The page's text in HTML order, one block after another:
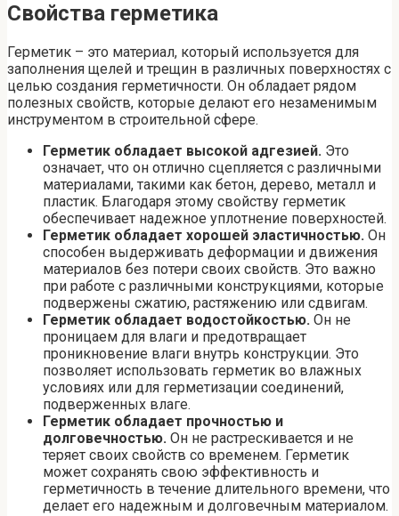
Свойства герметика
Герметик – это материал, который используется для
заполнения щелей и трещин в различных поверхностях с
целью создания герметичности. Он обладает рядом
полезных свойств, которые делают его незаменимым
инструментом в строительной сфере.
Герметик обладает высокой адгезией. Это
означает, что он отлично сцепляется с различными
материалами, такими как бетон, дерево, металл и
пластик. Благодаря этому свойству герметик
обеспечивает надежное уплотнение поверхностей.
Герметик обладает хорошей эластичностью. Он
способен выдерживать деформации и движения
материалов без потери своих свойств. Это важно
при работе с различными конструкциями, которые
подвержены сжатию, растяжению или сдвигам.
Герметик обладает водостойкостью. Он не
проницаем для влаги и предотвращает
проникновение влаги внутрь конструкции. Это
позволяет использовать герметик во влажных
условиях или для герметизации соединений,
подверженных влаге.
Герметик обладает прочностью и
долговечностью. Он не растрескивается и не
теряет своих свойств со временем. Герметик
может сохранять свою эффективность и
герметичность в течение длительного времени, что
делает его надежным и долговечным материалом.